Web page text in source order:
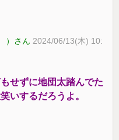
）さん 2024/06/13(木) 10:
せずに地団太踏んでた
いするだろうよ。